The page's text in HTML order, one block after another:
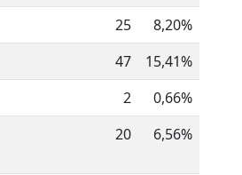
25
8,20%
47
15,41%
2
0,66%
20 6,56%